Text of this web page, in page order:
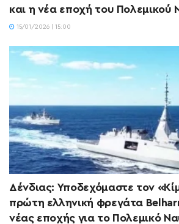
και η νέα εποχή του Πολεμικού
15/01/2026 | 15:00
Δένδιας: Υποδεχόμαστε τον
πρώτη ελληνική φρεγάτα
νέας εποχής για το Πολεμικό